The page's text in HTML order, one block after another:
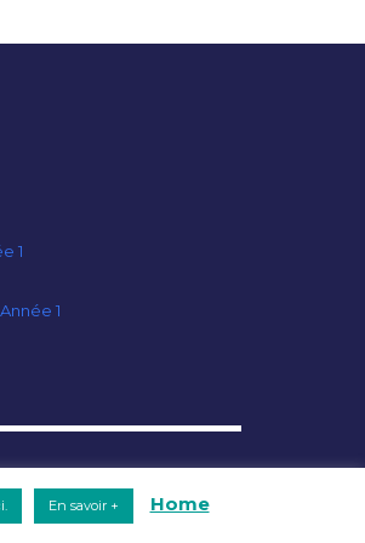
1
1
En savoir + Home